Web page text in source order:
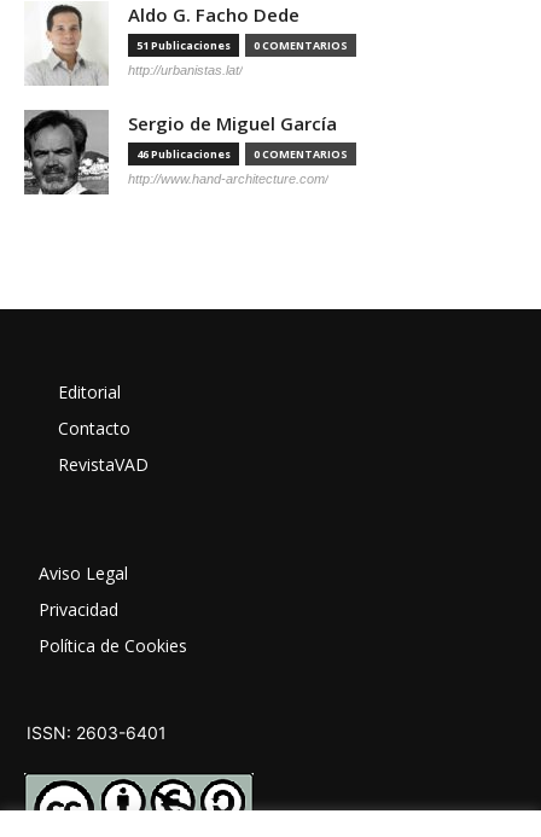
Aldo G. Facho Dede
51 Publicaciones 0 COMENTARIOS
http://urbanistas.lat/
Sergio de Miguel García
46 Publicaciones 0 COMENTARIOS
http://www.hand-architecture.com/
Editorial
Contacto
RevistaVAD
Aviso Legal
Privacidad
Política de Cookies
ISSN: 2603-6401